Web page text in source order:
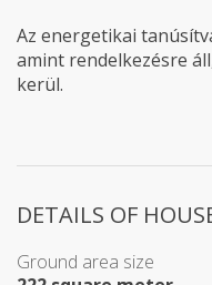
Az energetikai
amint rendelkezésre
kerül.
DETAILS OF
Ground area size